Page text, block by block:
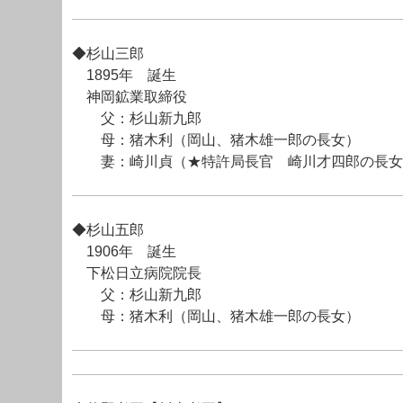
◆杉山三郎
1895年 誕生
神岡鉱業取締役
父：杉山新九郎
母：猪木利（岡山、猪木雄一郎の長女）
妻：崎川貞（★特許局長官 崎川才四郎の長
◆杉山五郎
1906年 誕生
下松日立病院院長
父：杉山新九郎
母：猪木利（岡山、猪木雄一郎の長女）